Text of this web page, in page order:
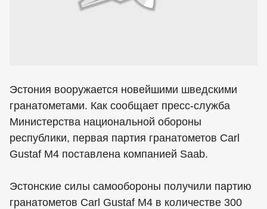
Эстония вооружается новейшими шведскими
гранатометами. Как сообщает пресс-служба
Министерства национальной обороны
республики, первая партия гранатометов Carl
Gustaf M4 поставлена компанией Saab.
Эстонские силы самообороны получили партию
гранатометов Carl Gustaf M4 в количестве 300